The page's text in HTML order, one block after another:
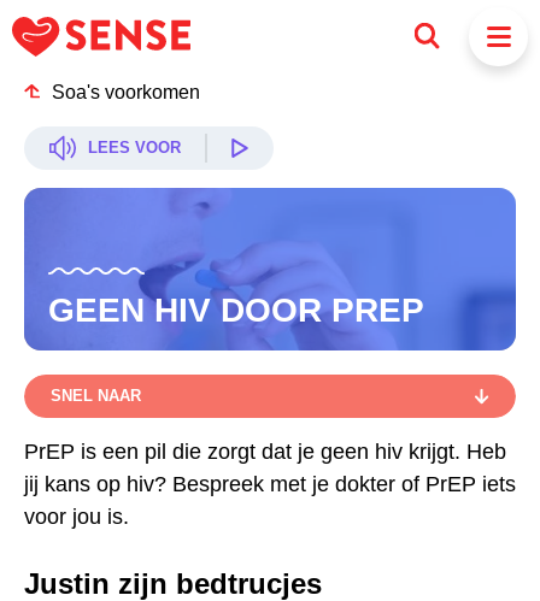
Soa's voorkomen
LEES VOOR
GEEN HIV DOOR PREP
SNEL NAAR
SNEL NAAR
JUSTIN ZIJN BEDTRUCJES
WAT IS PREP?
MISVERSTANDEN OVER PREP
PrEP is een pil die zorgt dat je geen hiv krijgt. Heb
jij kans op hiv? Bespreek met je dokter of PrEP iets
voor jou is.
Justin zijn bedtrucjes